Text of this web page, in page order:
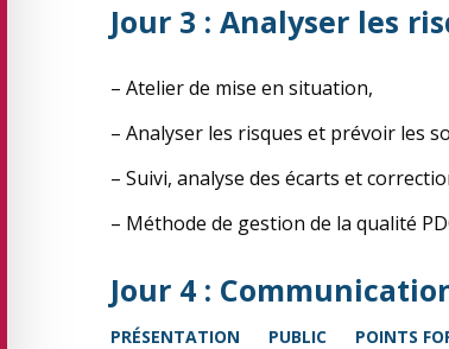
PRÉSENTATION PUBLIC POINTS
Jour 3 : Analyser les
– Atelier de mise en situation,
– Analyser les risques et prévoir les
– Suivi, analyse des écarts et
– Méthode de gestion de la qualité
Jour 4 :